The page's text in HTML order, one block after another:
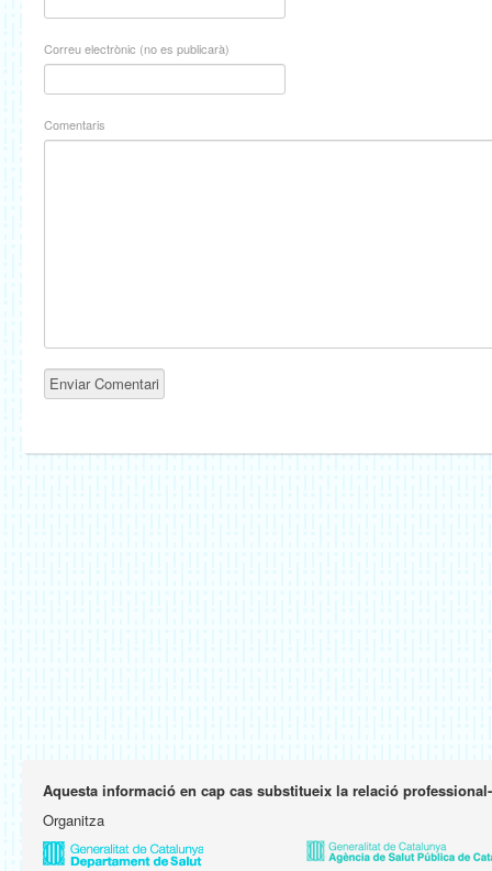
Correu electrònic (no es publicarà)
Comentaris
Aquesta informació en cap cas substitueix la relació
Organitza